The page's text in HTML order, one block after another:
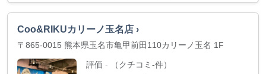
Coo&RIKUカリーノ玉名店 ›
〒865-0015 熊本県玉名市亀甲前田110カリーノ玉名 1F
評価 -
（クチコミ-件）